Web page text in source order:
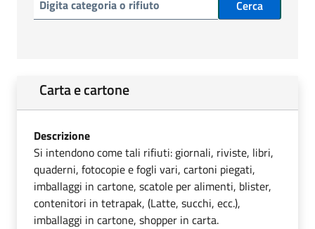
Cerca
Carta e cartone
Descrizione
Si intendono come tali rifiuti: giornali, riviste, libri,
quaderni, fotocopie e fogli vari, cartoni piegati,
imballaggi in cartone, scatole per alimenti, blister,
contenitori in tetrapak, (Latte, succhi, ecc.),
imballaggi in cartone, shopper in carta.